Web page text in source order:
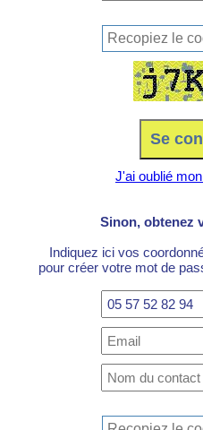
J'ai oublié
Sinon, obtenez
Indiquez ici vos
pour créer votre mot de